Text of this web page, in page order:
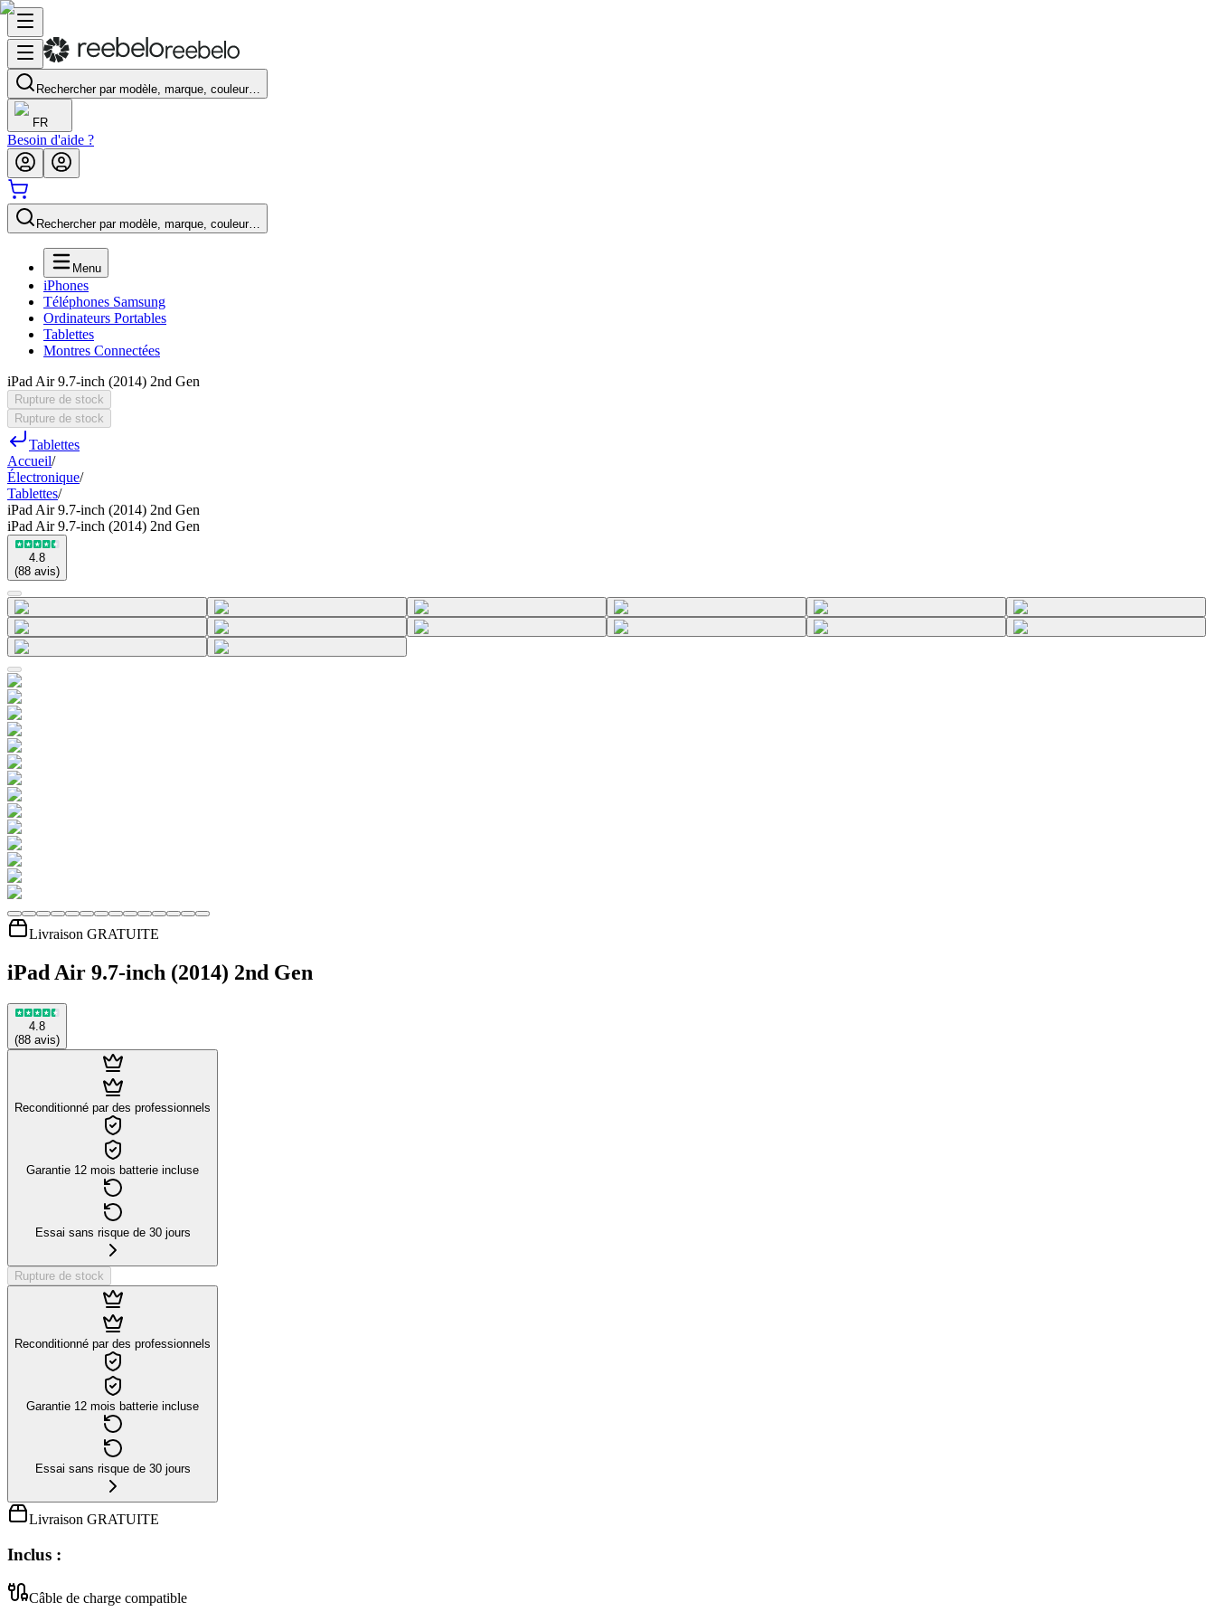
Rechercher par modèle, marque, couleur…
FR
Besoin d'aide ?
Rechercher par modèle, marque, couleur…
Menu
iPhones
Téléphones Samsung
Ordinateurs Portables
Tablettes
Montres Connectées
iPad Air 9.7-inch (2014) 2nd Gen
Rupture de stock
Rupture de stock
Tablettes
Accueil/
Électronique/
Tablettes/
iPad Air 9.7-inch (2014) 2nd Gen
iPad Air 9.7-inch (2014) 2nd Gen
4.8
(88 avis)
Livraison GRATUITE
iPad Air 9.7-inch (2014) 2nd Gen
4.8
(88 avis)
Reconditionné par des professionnels
Garantie 12 mois batterie incluse
Essai sans risque de 30 jours
Rupture de stock
Reconditionné par des professionnels
Garantie 12 mois batterie incluse
Essai sans risque de 30 jours
Livraison GRATUITE
Inclus :
Câble de charge compatible